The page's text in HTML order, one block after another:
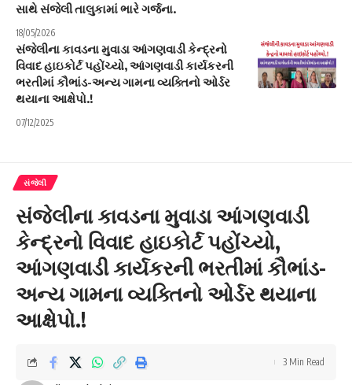
સાથે સંજેલી તાલુકામાં ભારે ગર્જના.
18/05/2026
સંજેલીના કાવડના મુવાડા આંગણવાડી કેન્દ્રનો
વિવાદ હાઇકોર્ટ પહોંચ્યો, આંગણવાડી કાર્યકરની
ભરતીમાં કૌભાંડ-અન્ય ગામના વ્યક્તિનો ઓર્ડર
થયાના આક્ષેપો.!
07/12/2025
સંજેલી
સંજેલીના કાવડના મુવાડા આંગણવાડી
કેન્દ્રનો વિવાદ હાઇકોર્ટ પહોંચ્યો,
આંગણવાડી કાર્યકરની ભરતીમાં કૌભાંડ-
અન્ય ગામના વ્યક્તિનો ઓર્ડર થયાના
આક્ષેપો.!
3 Min Read